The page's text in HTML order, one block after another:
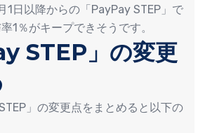
1日以降からの「PayPay STEP」で
1％がキープできそうです。
STEP」の変更
」の変更点をまとめると以下の